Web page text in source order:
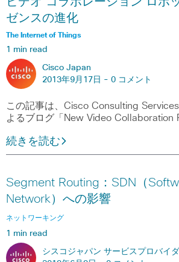
ゼンスの進化
The Internet of Things
1 min read
Cisco Japan
2013年9月17日 - 0 コメント
この記事は、Cisco Consulting
よるブログ「New Video Collaboration
続きを読む
Segment Routing：SDN（
Network）への影響
ネットワーキング
1 min read
シスコジャパン サービスプロバイ